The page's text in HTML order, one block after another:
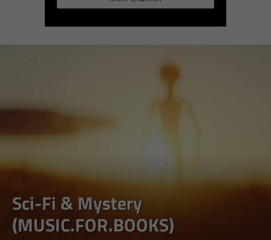
Sci-Fi & Mystery
(MUSIC.FOR.BOOKS)